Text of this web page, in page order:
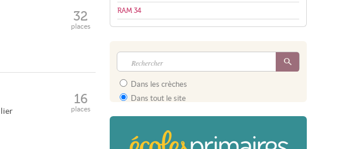
32
places
16
places
RAM 34
Dans les crèches
Dans tout le site